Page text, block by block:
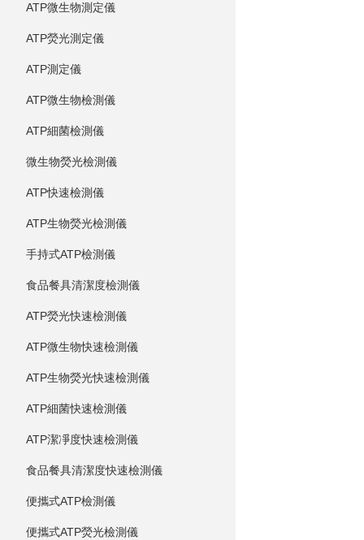
ATP微生物測定儀
ATP熒光測定儀
ATP測定儀
ATP微生物檢測儀
ATP細菌檢測儀
微生物熒光檢測儀
ATP快速檢測儀
ATP生物熒光檢測儀
手持式ATP檢測儀
食品餐具清潔度檢測儀
ATP熒光快速檢測儀
ATP微生物快速檢測儀
ATP生物熒光快速檢測儀
ATP細菌快速檢測儀
ATP潔凈度快速檢測儀
食品餐具清潔度快速檢測儀
便攜式ATP檢測儀
便攜式ATP熒光檢測儀